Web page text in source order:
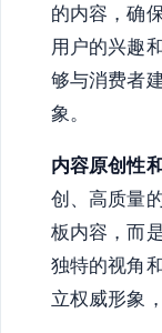
的内容，确
用户的兴趣
够与消费者
象。
内容原创性
创、高质量
板内容，而
独特的视角
立权威形象